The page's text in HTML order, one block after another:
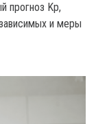
прогноз Kp,
и меры